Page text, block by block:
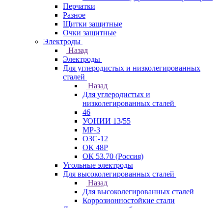
Перчатки
Разное
Щитки защитные
Очки защитные
Электроды
Назад
Электроды
Для углеродистых и низколегированных
сталей
Назад
Для углеродистых и
низколегированных сталей
46
УОНИИ 13/55
МР-3
ОЗС-12
ОК 48Р
ОК 53.70 (Россия)
Угольные электроды
Для высоколегированных сталей
Назад
Для высоколегированных сталей
Коррозионностойкие стали